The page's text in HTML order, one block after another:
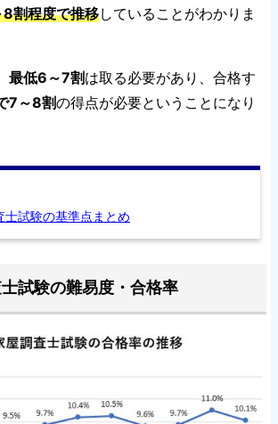
割程度で推移していることがわかりま
最低6～7割は取る必要があり、合格す
7～8割の得点が必要ということになり
士試験の基準点まとめ
試験の難易度・合格率